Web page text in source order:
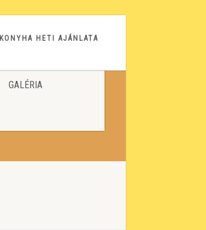
KONYHA HETI AJÁNLATA
GALÉRIA